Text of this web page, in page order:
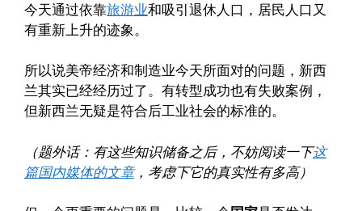
今天通过依靠旅游业和吸引退休人口，居民人口又
有重新上升的迹象。
所以说美帝经济和制造业今天所面对的问题，新西
兰其实已经经历过了。有转型成功也有失败案例，
但新西兰无疑是符合后工业社会的标准的。
（题外话：有这些知识储备之后，不妨阅读一下这
篇国内媒体的文章，考虑下它的真实性有多高）